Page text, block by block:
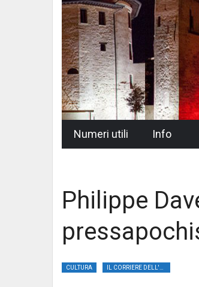
Numeri utili Info
Philippe
CULTURA